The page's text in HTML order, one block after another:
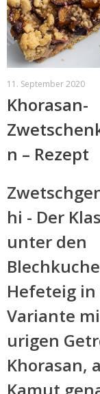
11. September 2020
Khorasan-
n – Rezept
hi - Der
unter den
Hefeteig
Variante
urigen
Khorasan,
Kamut